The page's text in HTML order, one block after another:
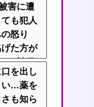
害に遭
も犯人
怒り
た方が
の神経
を出し
い…薬を
も知ら